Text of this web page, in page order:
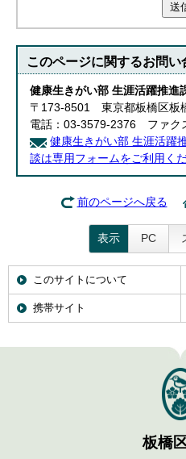
送
このページに関するお問い
健康生きがい部 生涯活躍推進
〒173-8501 東京都板橋区板
電話：03-3579-2376 ファク
健康生きがい部 生涯活躍
談は専用フォームをご利用くだ
前のページへ戻る
表示 PC
このサイトについて
携帯サイト
板橋